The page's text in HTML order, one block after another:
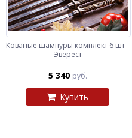
Кованые шампуры комплект 6 шт -
Эверест
5 340 руб.
Купить